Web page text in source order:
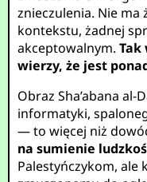
znieczulenia. Nie
kontekstu, żadnej
akceptowalnym.Tak
wierzy, że jest
Obraz Sha’abana
informatyki,
— to więcej niż
na sumienie
Palestyńczykom, ale